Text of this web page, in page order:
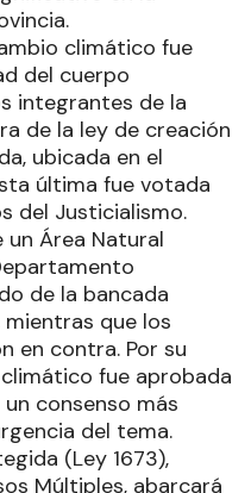
climático fue
del cuerpo
integrantes de la
de la ley de creación
ubicada en el
última fue votada
del Justicialismo.
Área Natural
de la bancada
que los
en contra. Por su
fue aprobada
consenso más
del tema.
(Ley 1673),
Múltiples, abarcará